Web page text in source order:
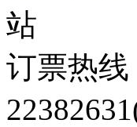
站
订票热线